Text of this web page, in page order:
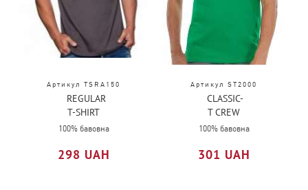
Артикул TSRA150
REGULAR
T-SHIRT
MAN
100% бавовна
298 UAH
Артикул ST2000
CLASSIC-
T CREW
NECK
100% бавовна
301 UAH